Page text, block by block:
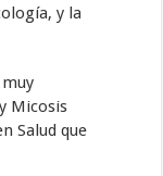
y la
Micosis
Salud que